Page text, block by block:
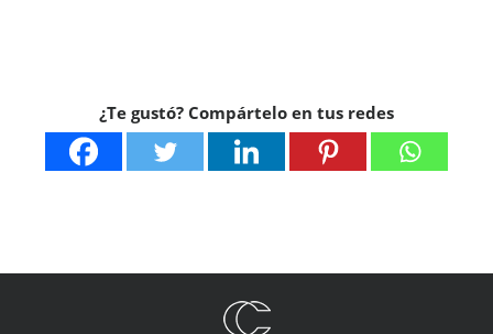
¿Te gustó? Compártelo en tus redes